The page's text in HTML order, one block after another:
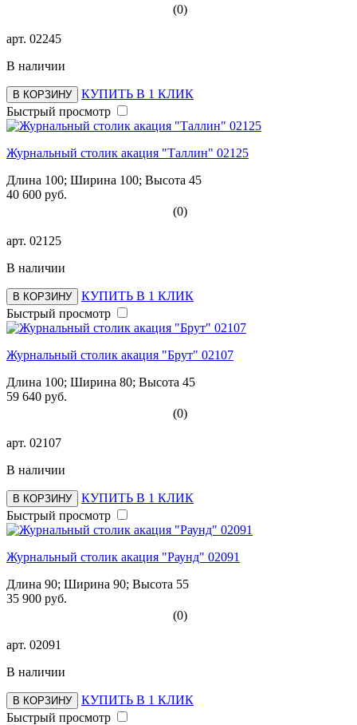
(0)
арт. 02245
В наличии
В КОРЗИНУ
КУПИТЬ В 1 КЛИК
Быстрый просмотр
Журнальный столик акация "Таллин" 02125
Длина 100; Ширина 100; Высота 45
40 600 руб.
(0)
арт. 02125
В наличии
В КОРЗИНУ
КУПИТЬ В 1 КЛИК
Быстрый просмотр
Журнальный столик акация "Брут" 02107
Длина 100; Ширина 80; Высота 45
59 640 руб.
(0)
арт. 02107
В наличии
В КОРЗИНУ
КУПИТЬ В 1 КЛИК
Быстрый просмотр
Журнальный столик акация "Раунд" 02091
Длина 90; Ширина 90; Высота 55
35 900 руб.
(0)
арт. 02091
В наличии
В КОРЗИНУ
КУПИТЬ В 1 КЛИК
Быстрый просмотр